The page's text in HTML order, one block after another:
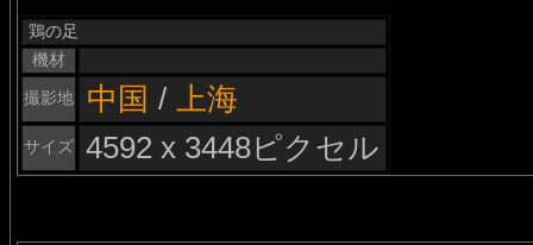
鶏の足
機材
撮影地
中国 / 上海
サイズ 4592 x 3448ピクセル